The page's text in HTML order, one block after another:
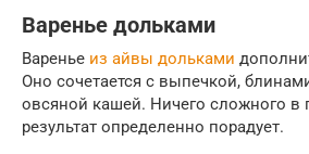
Варенье дольками
Варенье из айвы дольками
Оно сочетается с выпечкой,
овсяной кашей. Ничего сложного в
результат определенно порадует.